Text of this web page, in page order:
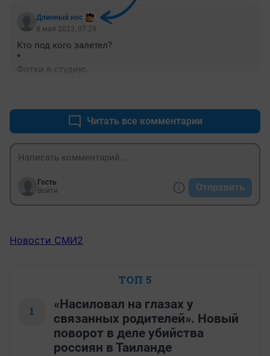
Длинный нос
8 мая 2023, 07:29
Кто под кого залетел?
*
Фотки в студию.
Читать все комментарии
Гость
Войти
Отправить
Новости СМИ2
ТОП 5
1
«Насиловал на глазах у
связанных родителей». Новый
поворот в деле убийства
россиян в Таиланде